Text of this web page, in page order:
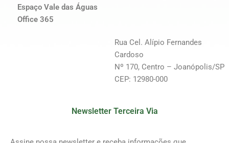
Espaço Vale das Águas
Office 365
Rua Cel. Alípio Fernandes
Cardoso
Nº 170, Centro – Joanópolis/SP
CEP: 12980-000
Newsletter Terceira Via